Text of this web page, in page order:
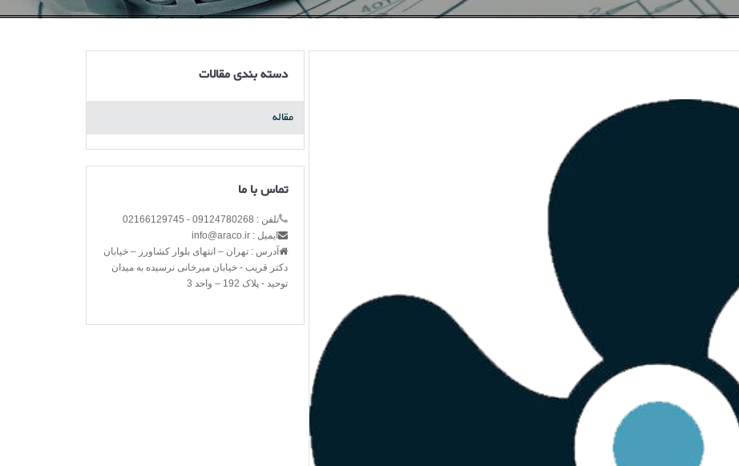
دسته بندی مقالات
مقاله
تماس با ما
تلفن : 09124780268 - 02166129745
ایمیل : info@araco.ir
آدرس : تهران – انتهای بلوار کشاورز – خیابان
دکتر قریب - خیابان میرخانی نرسیده به میدان
توحید - پلاک 192 – واحد 3